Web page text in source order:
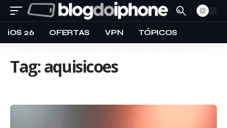
iOS 26 OFERTAS VPN TÓPICOS
Tag:aquisicoes